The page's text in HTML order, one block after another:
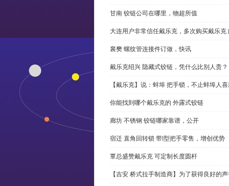
甘南 铰链公司在哪里，物超所值
大连用户非常信任戴乐克，多次购买戴乐克
襄樊 螺纹管连接件订做，快讯
戴乐克绍兴 隐藏式铰链，凭什么比别人贵？
【戴乐克】说：蚌埠 把手锁，不止蚌埠人
你能找到哪个戴乐克的 外露式铰链
廊坊 不锈钢 铰链哪家靠谱，公开
宿迁 直角回转锁 带l型把手零售，增创优势
覃总盛赞戴乐克 可定制长度圆杆
【吉安 桥式拉手制造商】为了获得良好的